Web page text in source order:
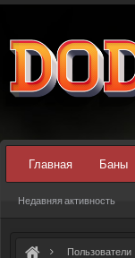
Пользователи
Главная Баны
Недавняя активность